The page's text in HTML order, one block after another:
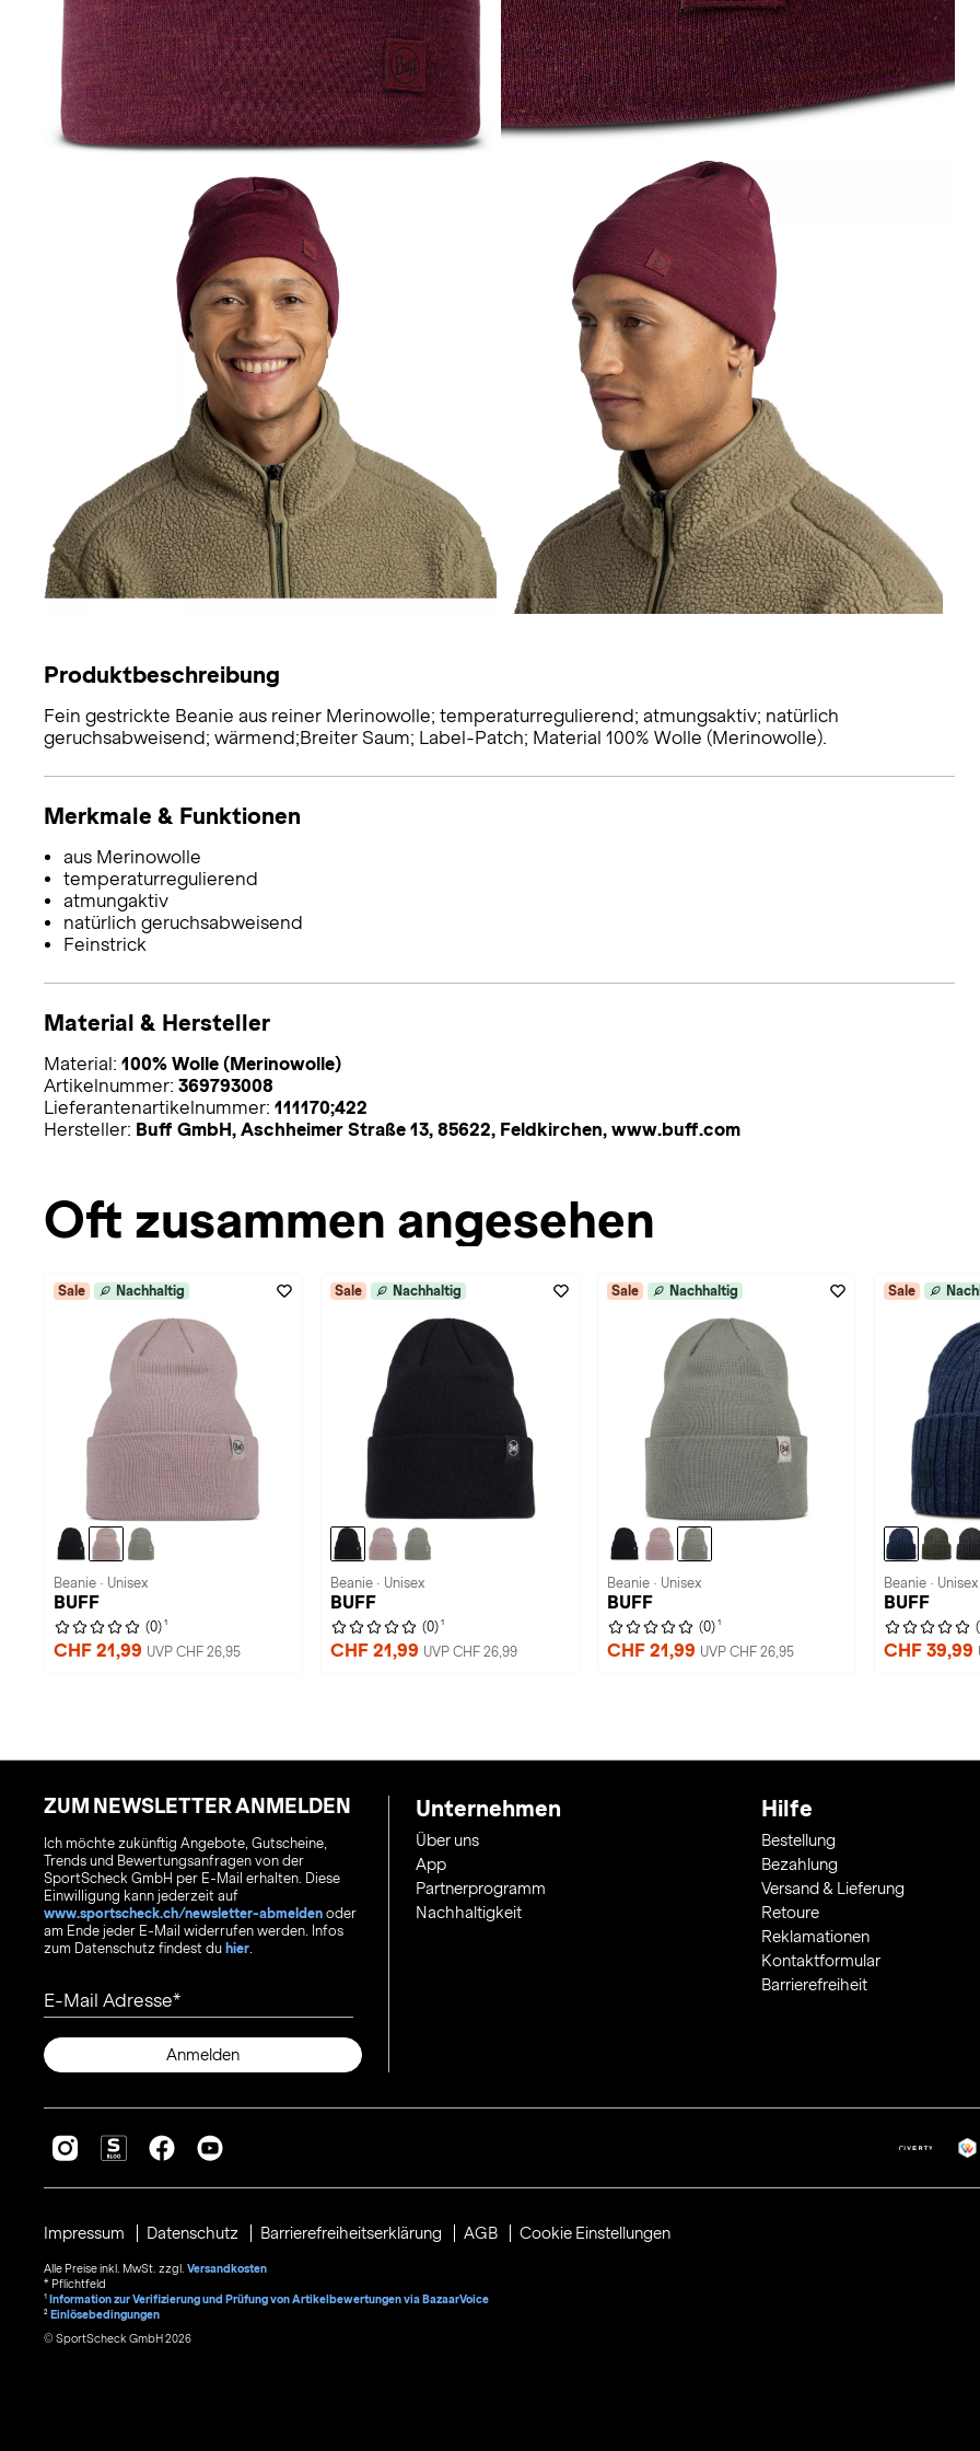
Produktbeschreibung
Fein gestrickte Beanie aus reiner Merinowolle; temperaturregulierend; atmungsaktiv; natürlich
geruchsabweisend; wärmend;Breiter Saum; Label-Patch; Material 100% Wolle (Merinowolle).
Merkmale & Funktionen
aus Merinowolle
temperaturregulierend
atmungaktiv
natürlich geruchsabweisend
Feinstrick
Material & Hersteller
Material: 100% Wolle (Merinowolle)
Artikelnummer: 369793008
Lieferantenartikelnummer: 111170;422
Hersteller: Buff GmbH, Aschheimer Straße 13, 85622, Feldkirchen, www.buff.com
Oft zusammen angesehen
Sale Nachhaltig
Beanie · Unisex
BUFF
(0) 1
CHF 21,99 UVP CHF 26,95
Sale Nachhaltig
Beanie · Unisex
BUFF
(0) 1
CHF 21,99 UVP CHF 26,99
Sale Nachhaltig
Beanie · Unisex
BUFF
(0) 1
CHF 21,99 UVP CHF 26,95
Sale
Beanie · Unisex
BUFF
CHF 39,99
ZUM NEWSLETTER ANMELDEN
Ich möchte zukünftig Angebote, Gutscheine,
Trends und Bewertungsanfragen von der
SportScheck GmbH per E-Mail erhalten. Diese
Einwilligung kann jederzeit auf
www.sportscheck.ch/newsletter-abmelden oder
am Ende jeder E-Mail widerrufen werden. Infos
zum Datenschutz findest du hier
E-Mail Adresse
Anmelden
Unternehmen
Über uns
App
Partnerprogramm
Nachhaltigkeit
Hilfe
Bestellung
Bezahlung
Versand & Lieferung
Retoure
Reklamationen
Kontaktformular
Barrierefreiheit
Impressum Datenschutz Barrierefreiheitserklärung AGB Cookie Einstellungen
Alle Preise inkl. MwSt. zzgl. Versandkosten
* Pflichtfeld
1 Information zur Verifizierung und Prüfung von Artikelbewertungen via BazaarVoice
² Einlösebedingungen
© SportScheck GmbH 2026